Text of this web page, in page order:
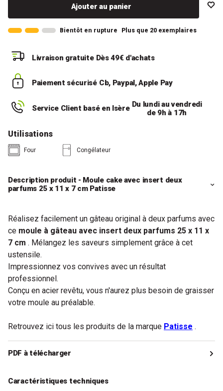
Ajouter au panier
Bientôt en rupture Plus que 20 exemplaires
Livraison gratuite Dès 49€ d'achats
Paiement sécurisé Cb, Paypal, Apple Pay
Service Client basé en Isère Du lundi au vendredi
de 9h à 17h
Utilisations
Four Congélateur
Description produit - Moule cake avec insert deux
parfums 25 x 11 x 7 cm Patisse
Réalisez facilement un gâteau original à deux parfums avec
ce moule à gâteau avec insert deux parfums 25 x 11 x
7 cm . Mélangez les saveurs simplement grâce à cet
ustensile.
Impressionnez vos convives avec un résultat
professionnel.
Conçu en acier revêtu, vous n'aurez plus besoin de graisser
votre moule au préalable.
Retrouvez ici tous les produits de la marque Patisse .
PDF à télécharger
A télécharger
Caractéristiques techniques